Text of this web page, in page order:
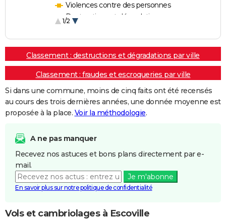
Violences contre des personnes
Destructions et dégradations
1/2
Classement : destructions et dégradations par ville
Classement : fraudes et escroqueries par ville
Si dans une commune, moins de cinq faits ont été recensés
au cours des trois dernières années, une donnée moyenne est
proposée à la place. Voir la méthodologie.
A ne pas manquer
Recevez nos astuces et bons plans directement par e-
mail.
Je m'abonne
En savoir plus sur notre politique de confidentialité
Vols et cambriolages à Escoville